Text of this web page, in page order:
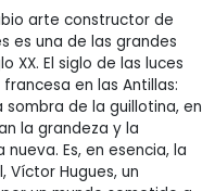
arte constructor de
es una de las grandes
XX. El siglo de las luces
en las Antillas:
sombra de la guillotina, en
la grandeza y la
Es, en esencia, la
Víctor Hugues, un